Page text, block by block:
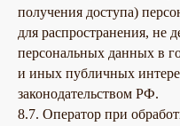
получения доступа)
для распространения, не
персональных данных в
и иных публичных
законодательством РФ.
8.7. Оператор при